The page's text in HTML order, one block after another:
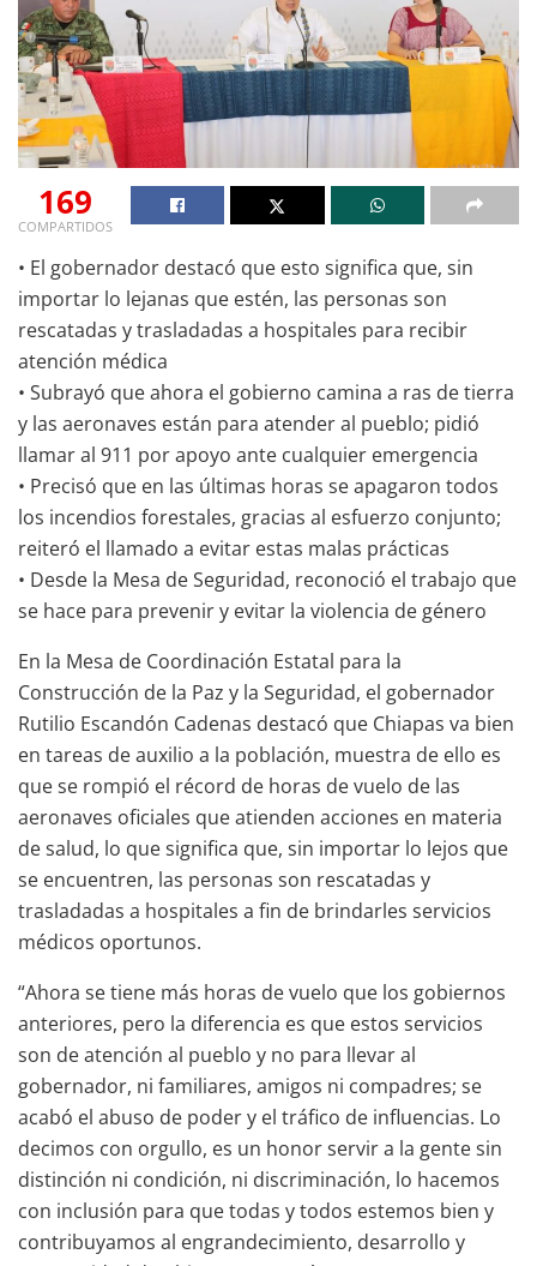
169
COMPARTIDOS
• El gobernador destacó que esto significa que, sin
importar lo lejanas que estén, las personas son
rescatadas y trasladadas a hospitales para recibir
atención médica
• Subrayó que ahora el gobierno camina a ras de tierra
y las aeronaves están para atender al pueblo; pidió
llamar al 911 por apoyo ante cualquier emergencia
• Precisó que en las últimas horas se apagaron todos
los incendios forestales, gracias al esfuerzo conjunto;
reiteró el llamado a evitar estas malas prácticas
• Desde la Mesa de Seguridad, reconoció el trabajo que
se hace para prevenir y evitar la violencia de género
En la Mesa de Coordinación Estatal para la
Construcción de la Paz y la Seguridad, el gobernador
Rutilio Escandón Cadenas destacó que Chiapas va bien
en tareas de auxilio a la población, muestra de ello es
que se rompió el récord de horas de vuelo de las
aeronaves oficiales que atienden acciones en materia
de salud, lo que significa que, sin importar lo lejos que
se encuentren, las personas son rescatadas y
trasladadas a hospitales a fin de brindarles servicios
médicos oportunos.
“Ahora se tiene más horas de vuelo que los gobiernos
anteriores, pero la diferencia es que estos servicios
son de atención al pueblo y no para llevar al
gobernador, ni familiares, amigos ni compadres; se
acabó el abuso de poder y el tráfico de influencias. Lo
decimos con orgullo, es un honor servir a la gente sin
distinción ni condición, ni discriminación, lo hacemos
con inclusión para que todas y todos estemos bien y
contribuyamos al engrandecimiento, desarrollo y